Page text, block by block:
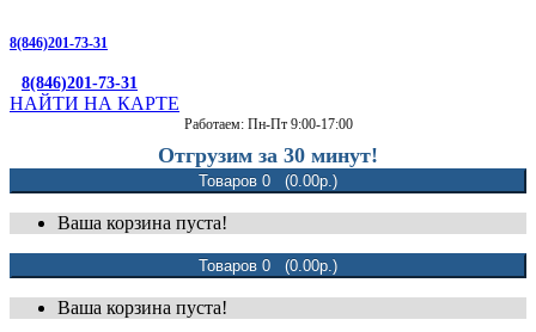
8(846)201-73-31
8(846)201-73-31
НАЙТИ НА КАРТЕ
Работаем: Пн-Пт 9:00-17:00
Отгрузим за 30 минут!
Товаров 0 (0.00р.)
Ваша корзина пуста!
Товаров 0 (0.00р.)
Ваша корзина пуста!